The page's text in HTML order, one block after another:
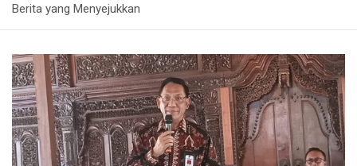
Berita yang Menyejukkan